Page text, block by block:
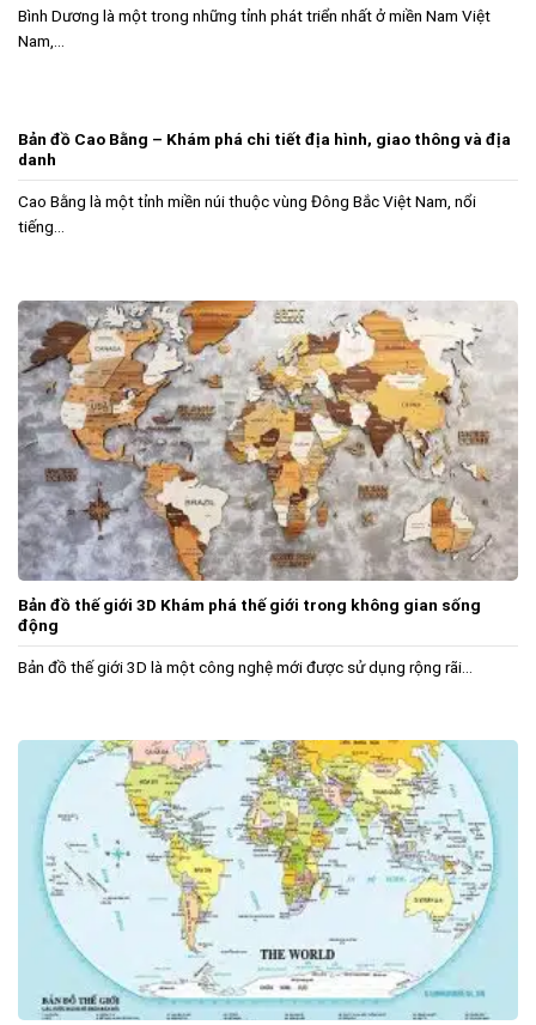
Bình Dương là một trong những tỉnh phát triển nhất ở miền Nam Việt
Nam,...
Bản đồ Cao Bằng – Khám phá chi tiết địa hình, giao thông và địa
danh
Cao Bằng là một tỉnh miền núi thuộc vùng Đông Bắc Việt Nam, nổi
tiếng...
Bản đồ thế giới 3D Khám phá thế giới trong không gian sống
động
Bản đồ thế giới 3D là một công nghệ mới được sử dụng rộng rãi...